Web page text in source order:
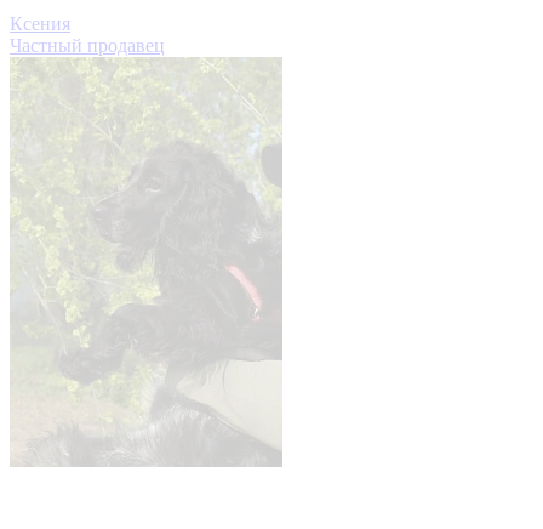
Ксения
Частный продавец